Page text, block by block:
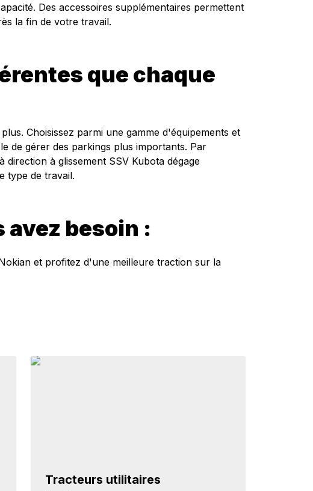
Des accessoires supplémentaires permettent
la fin de votre travail.
que chaque
Choisissez parmi une gamme d'équipements et
de gérer des parkings plus importants. Par
à glissement SSV Kubota dégage
type de travail.
besoin :
et profitez d'une meilleure traction sur la
Tracteurs utilitaires